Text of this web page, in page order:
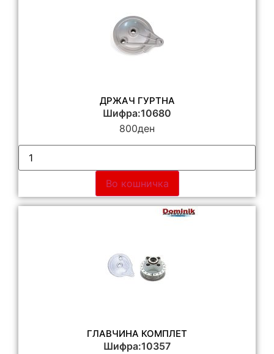
ДРЖАЧ ГУРТНА
Шифра:10680
800ден
Во кошничка
ГЛАВЧИНА КОМПЛЕТ
Шифра:10357